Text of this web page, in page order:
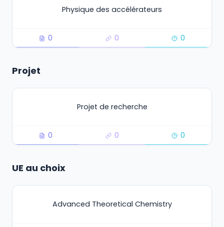
Physique des accélérateurs
0 0 0
Projet
Projet de recherche
0 0 0
UE au choix
Advanced Theoretical Chemistry